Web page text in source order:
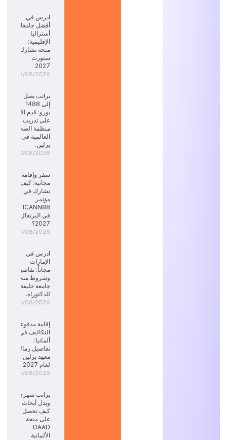
ادرس في
أفضل جامعات
أستراليا
الإقليمية:
منحة تشارلز
ستورت
2027.
08/08/2026
براتب يصل
إلى 1488
يورو: قدم الآن
على تدريب
منظمة الصحة
العالمية في
برلين.
07/08/2026
سفر وإقامة
مجانية: كيف
تشارك في
مؤتمر
ICANN88
في البرتغال
2027؟
07/08/2026
ادرس في
الإمارات
مجاناً: تفاصيل
وشروط منحة
جامعة خليفة
للدكتوراه.
06/08/2026
إقامة مدفوعة
التكاليف في
ألمانيا:
تفاصيل زمالة
معهد برلين
لعام 2027.
06/08/2026
براتب شهري
وبدل أبحاث:
كيف تحصل
على منحة
DAAD
الألمانية